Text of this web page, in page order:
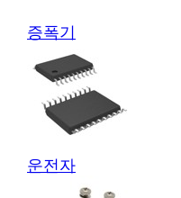
증폭기
운전자